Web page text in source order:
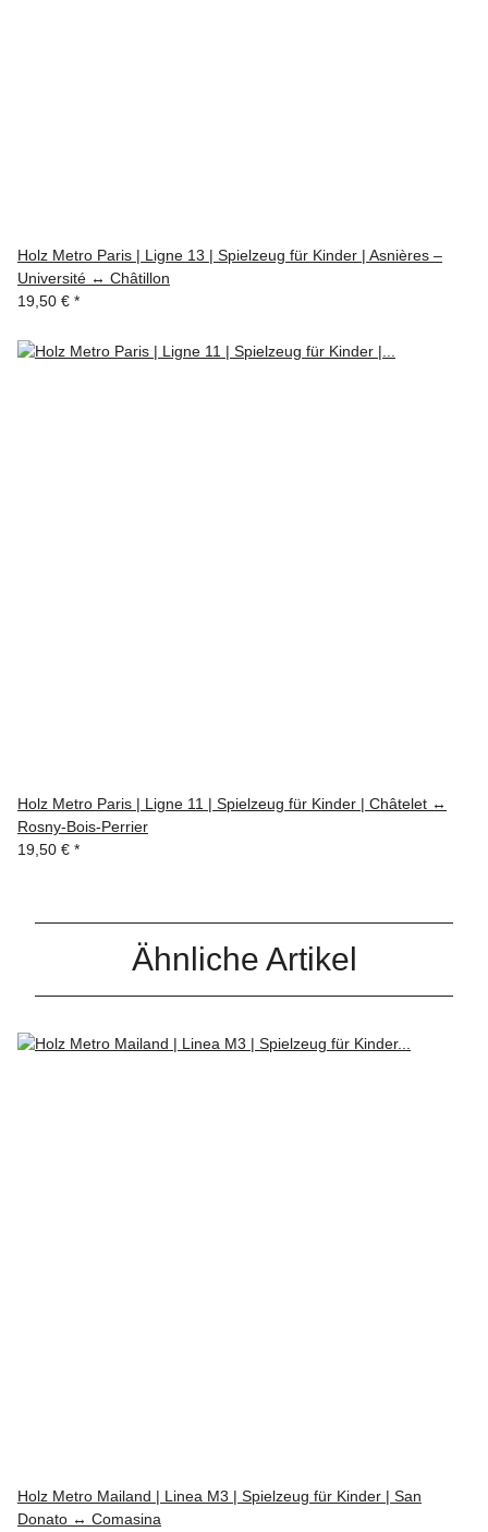
Holz Metro Paris | Ligne 13 | Spielzeug für Kinder | Asnières –
Université ↔ Châtillon
19,50 € *
Holz Metro Paris | Ligne 11 | Spielzeug für Kinder | Châtelet ↔
Rosny-Bois-Perrier
19,50 € *
Ähnliche Artikel
Holz Metro Mailand | Linea M3 | Spielzeug für Kinder | San
Donato ↔ Comasina